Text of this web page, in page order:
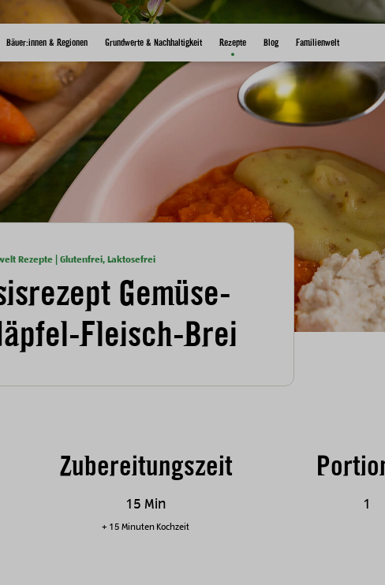
Bäuer:innen & Regionen Grundwerte & Nachhaltigkeit Rezepte Blog Familienwelt
Rezepte | Glutenfrei, Laktosefrei
Gemüse-
Fleisch-Brei
Zubereitungszeit
15 Min
+ 15 Minuten Kochzeit
1